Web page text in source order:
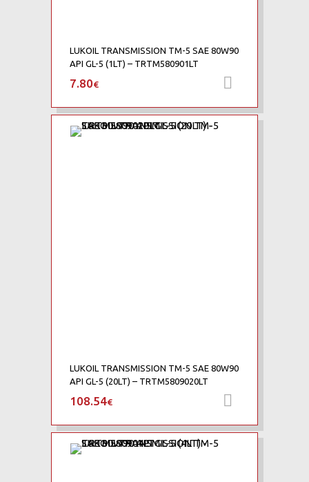
LUKOIL TRANSMISSION TM-5 SAE 80W90
API GL-5 (1LT) – TRTM580901LT
7.80€
LUKOIL TRANSMISSION TM-5 SAE 80W90
API GL-5 (20LT) – TRTM5809020LT
108.54€